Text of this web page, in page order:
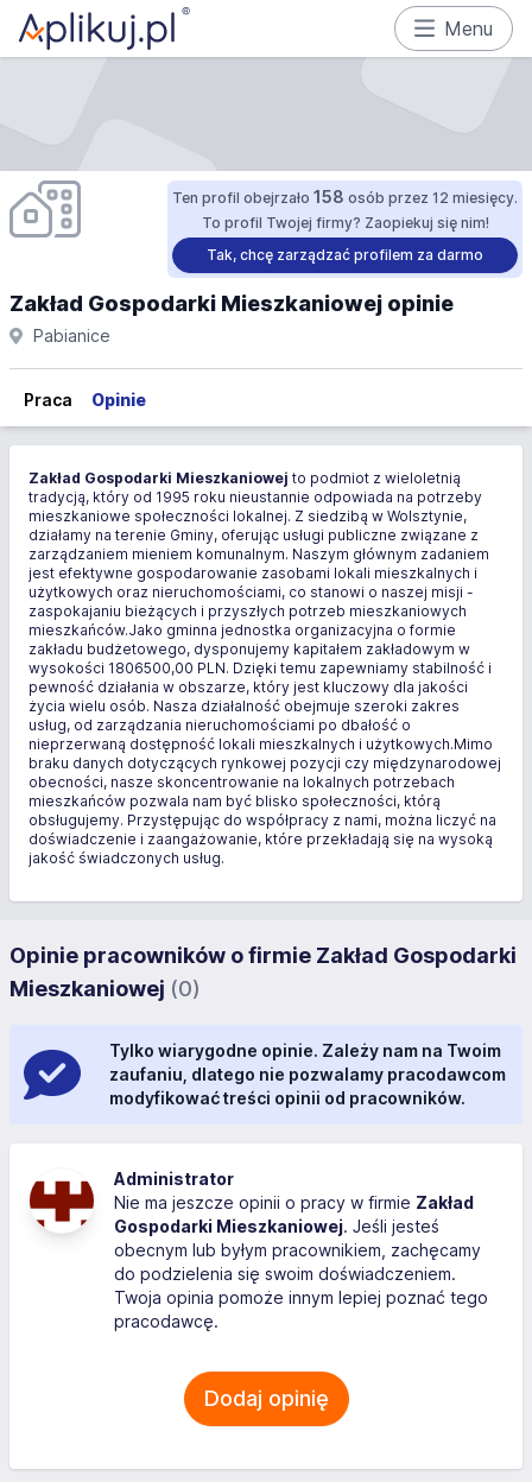
Menu
Ten profil obejrzało 158 osób przez 12 miesięcy.
To profil Twojej firmy? Zaopiekuj się nim!
Tak, chcę zarządzać profilem za darmo
Zakład Gospodarki Mieszkaniowej opinie
Pabianice
Praca Opinie
Zakład Gospodarki Mieszkaniowej to podmiot z wieloletnią
tradycją, który od 1995 roku nieustannie odpowiada na potrzeby
mieszkaniowe społeczności lokalnej. Z siedzibą w Wolsztynie,
działamy na terenie Gminy, oferując usługi publiczne związane z
zarządzaniem mieniem komunalnym. Naszym głównym zadaniem
jest efektywne gospodarowanie zasobami lokali mieszkalnych i
użytkowych oraz nieruchomościami, co stanowi o naszej misji -
zaspokajaniu bieżących i przyszłych potrzeb mieszkaniowych
mieszkańców.Jako gminna jednostka organizacyjna o formie
zakładu budżetowego, dysponujemy kapitałem zakładowym w
wysokości 1806500,00 PLN. Dzięki temu zapewniamy stabilność i
pewność działania w obszarze, który jest kluczowy dla jakości
życia wielu osób. Nasza działalność obejmuje szeroki zakres
usług, od zarządzania nieruchomościami po dbałość o
nieprzerwaną dostępność lokali mieszkalnych i użytkowych.Mimo
braku danych dotyczących rynkowej pozycji czy międzynarodowej
obecności, nasze skoncentrowanie na lokalnych potrzebach
mieszkańców pozwala nam być blisko społeczności, którą
obsługujemy. Przystępując do współpracy z nami, można liczyć na
doświadczenie i zaangażowanie, które przekładają się na wysoką
jakość świadczonych usług.
Opinie pracowników o firmie Zakład Gospodarki
Mieszkaniowej (0)
Tylko wiarygodne opinie. Zależy nam na Twoim
zaufaniu, dlatego nie pozwalamy pracodawcom
modyfikować treści opinii od pracowników.
Administrator
Nie ma jeszcze opinii o pracy w firmie Zakład
Gospodarki Mieszkaniowej. Jeśli jesteś
obecnym lub byłym pracownikiem, zachęcamy
do podzielenia się swoim doświadczeniem.
Twoja opinia pomoże innym lepiej poznać tego
pracodawcę.
Dodaj opinię